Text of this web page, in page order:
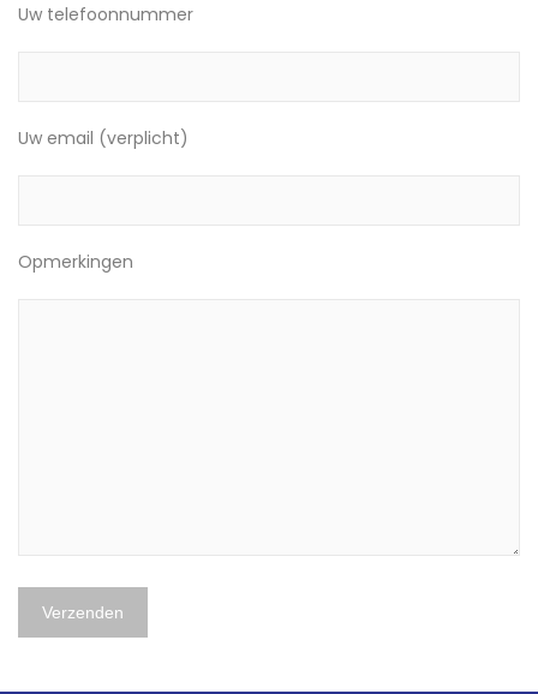
Uw telefoonnummer
Uw email (verplicht)
Opmerkingen